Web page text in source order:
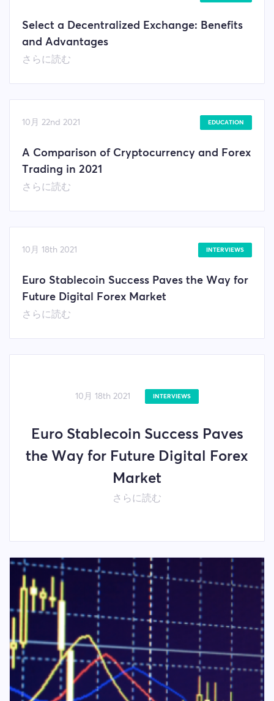
Select a Decentralized Exchange: Benefits
and Advantages
さらに読む
10月 22nd 2021 EDUCATION
A Comparison of Cryptocurrency and Forex
Trading in 2021
さらに読む
10月 18th 2021 INTERVIEWS
Euro Stablecoin Success Paves the Way for
Future Digital Forex Market
さらに読む
10月 18th 2021 INTERVIEWS
Euro Stablecoin Success Paves
the Way for Future Digital Forex
Market
さらに読む